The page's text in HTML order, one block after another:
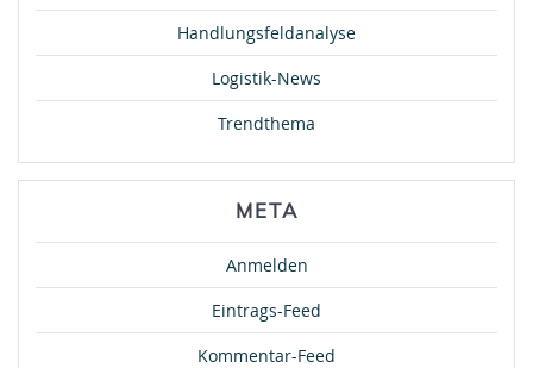
Handlungsfeldanalyse
Logistik-News
Trendthema
META
Anmelden
Eintrags-Feed
Kommentar-Feed